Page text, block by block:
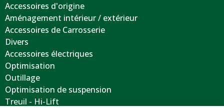
Accessoires d'origine
Aménagement intérieur / extérieur
Accessoires de Carrosserie
Divers
Accessoires électriques
Optimisation
Outillage
Optimisation de suspension
Treuil - Hi-Lift